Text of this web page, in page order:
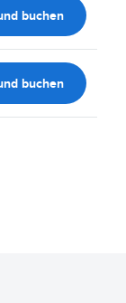
buchen
buchen